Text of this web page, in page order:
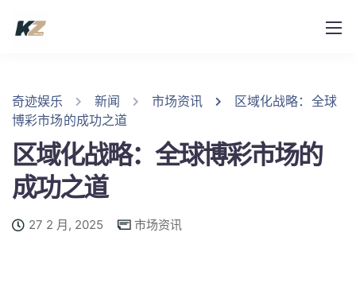
奇迹娱乐 新闻 市场资讯
区域化战略：全球
博彩市场的成功之道
区域化战略：全球博彩市场的
成功之道
27 2 月, 2025 市场资讯